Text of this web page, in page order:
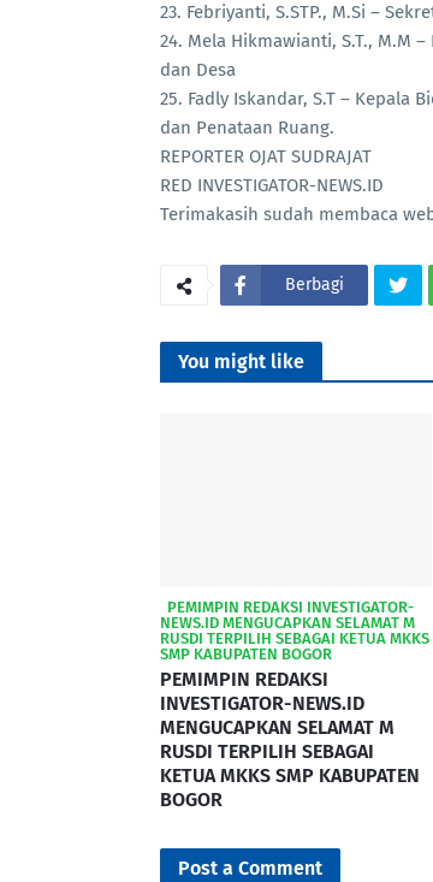
23. Febriyanti, S.STP., M.Si –
24. Mela Hikmawianti, S.T., M.M
dan Desa
25. Fadly Iskandar, S.T – Kepala
dan Penataan Ruang.
REPORTER OJAT SUDRAJAT
RED INVESTIGATOR-NEWS.ID
Terimakasih sudah membaca
Berbagi
You might like
‎ ‎ ‎PEMIMPIN REDAKSI INVESTIGATOR-
NEWS.ID MENGUCAPKAN SELAMAT M
RUSDI TERPILIH SEBAGAI KETUA MKKS
SMP KABUPATEN BOGOR
PEMIMPIN REDAKSI
INVESTIGATOR-NEWS.ID
MENGUCAPKAN SELAMAT M
RUSDI TERPILIH SEBAGAI
KETUA MKKS SMP KABUPATEN
BOGOR
Post a Comment